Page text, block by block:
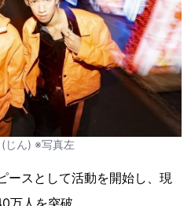
ん) ※写真左
ースとして活動を開始し、現
人を突破。